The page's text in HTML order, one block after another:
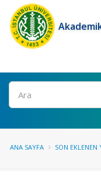
Ara
ANA SAYFA SON EKLENEN